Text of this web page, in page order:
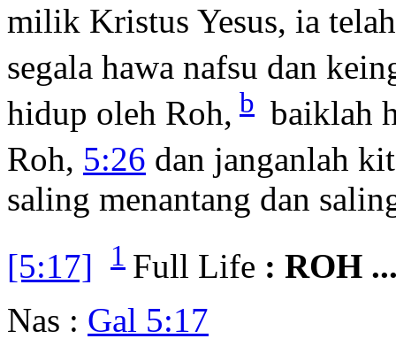
milik Kristus Yesus, ia
segala hawa nafsu dan
hidup oleh Roh, b baiklah
Roh, 5:26 dan janganlah
saling menantang dan
[5:17]
1 Full Life : ROH
Nas : Gal 5:17